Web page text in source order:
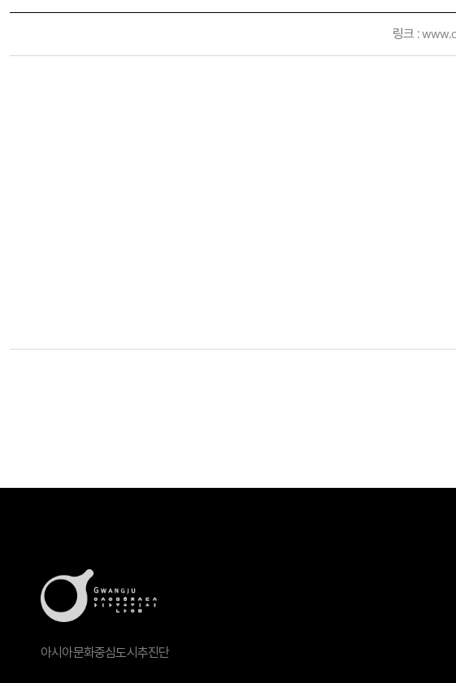
링크 :
아시아문화중심도시추진단